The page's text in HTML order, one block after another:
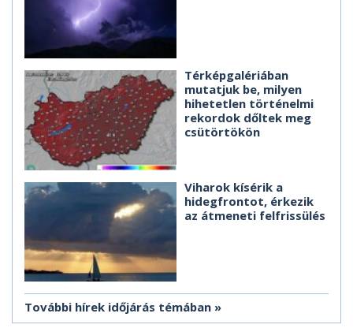
Térképgalériában
mutatjuk be, milyen
hihetetlen történelmi
rekordok dőltek meg
csütörtökön
Viharok kísérik a
hidegfrontot, érkezik
az átmeneti felfrissülés
További hírek időjárás témában